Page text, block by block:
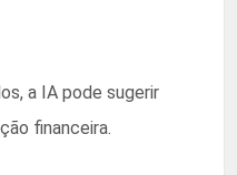
a IA pode sugerir
financeira.